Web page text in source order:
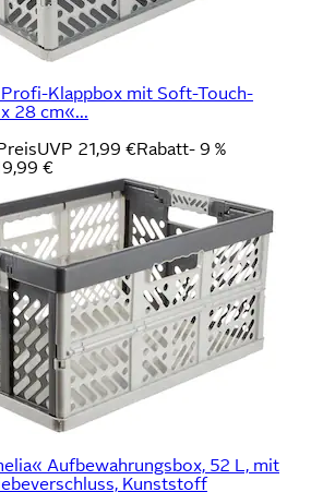
Profi-Klappbox mit Soft-Touch-
28 cm«...
UVP 21,99 €Rabatt- 9 %
€
Aufbewahrungsbox, 52 L, mit
Kunststoff